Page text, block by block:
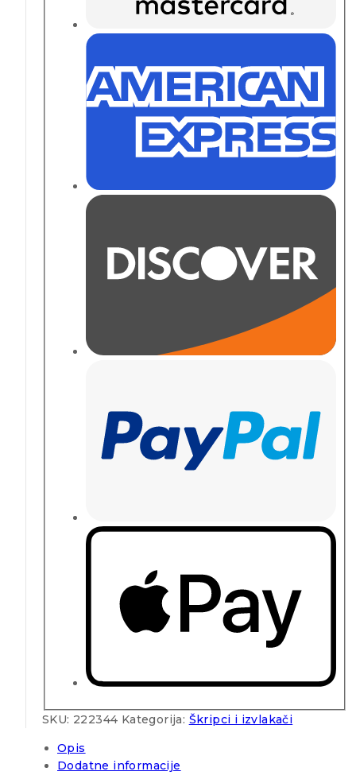
SKU: 222344 Kategorija: Škripci i izvlakači
Opis
Dodatne informacije